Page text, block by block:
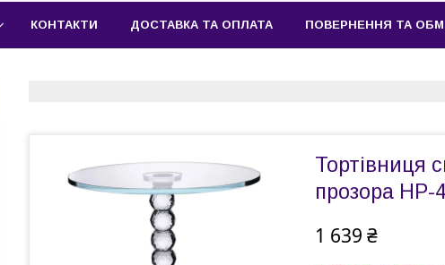
КОНТАКТИ ДОСТАВКА ТА ОПЛАТА ПОВЕРНЕННЯ ТА
Тортівниця
прозора HP-
1 639 ₴